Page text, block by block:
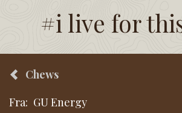
#i live for
Chews
Fra: GU Energy